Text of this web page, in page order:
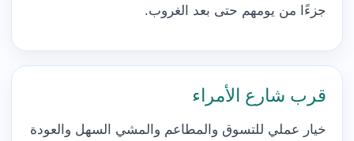
جزءًا من يومهم حتى بعد الغروب.
قرب شارع الأمراء
خيار عملي للتسوق والمطاعم والمشي السهل والعودة